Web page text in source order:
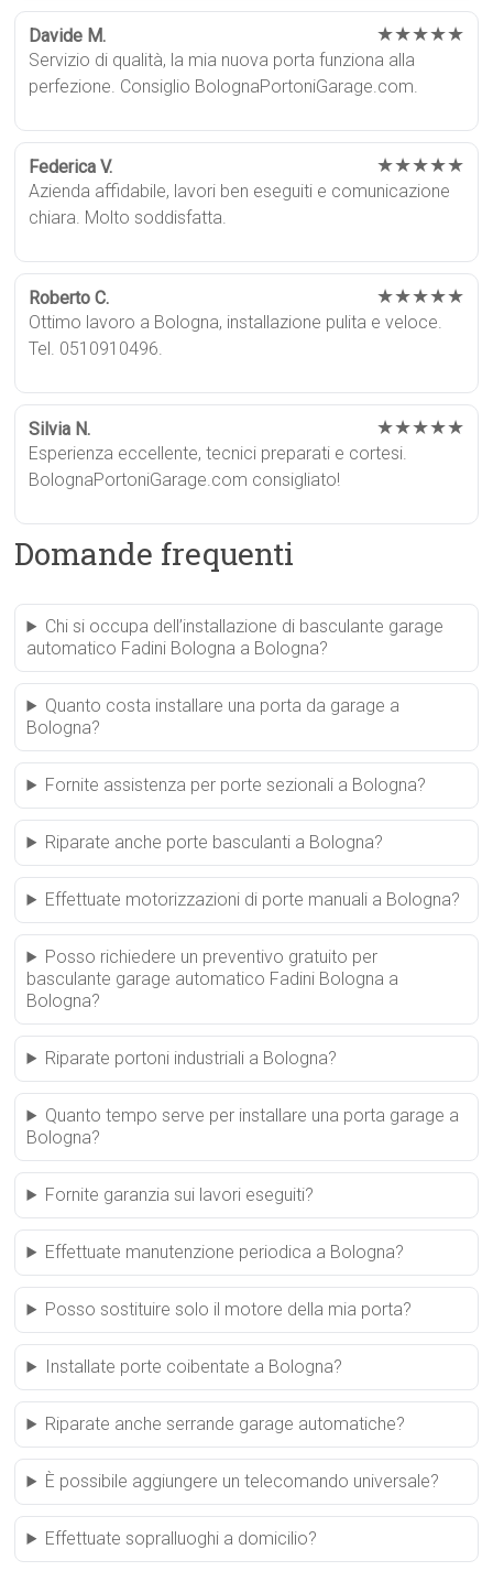
Davide M. ★★★★★
Servizio di qualità, la mia nuova porta funziona alla
perfezione. Consiglio BolognaPortoniGarage.com.
Federica V. ★★★★★
Azienda affidabile, lavori ben eseguiti e comunicazione
chiara. Molto soddisfatta.
Roberto C. ★★★★★
Ottimo lavoro a Bologna, installazione pulita e veloce.
Tel. 0510910496.
Silvia N. ★★★★★
Esperienza eccellente, tecnici preparati e cortesi.
BolognaPortoniGarage.com consigliato!
Domande frequenti
Chi si occupa dell’installazione di basculante garage
automatico Fadini Bologna a Bologna?
Quanto costa installare una porta da garage a
Bologna?
Fornite assistenza per porte sezionali a Bologna?
Riparate anche porte basculanti a Bologna?
Effettuate motorizzazioni di porte manuali a Bologna?
Posso richiedere un preventivo gratuito per
basculante garage automatico Fadini Bologna a
Bologna?
Riparate portoni industriali a Bologna?
Quanto tempo serve per installare una porta garage a
Bologna?
Fornite garanzia sui lavori eseguiti?
Effettuate manutenzione periodica a Bologna?
Posso sostituire solo il motore della mia porta?
Installate porte coibentate a Bologna?
Riparate anche serrande garage automatiche?
È possibile aggiungere un telecomando universale?
Effettuate sopralluoghi a domicilio?